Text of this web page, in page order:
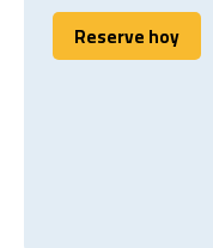
Reserve hoy
Reserve hoy